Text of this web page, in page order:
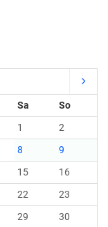
Sa
So
1
2
8
9
15
16
22
23
29 30